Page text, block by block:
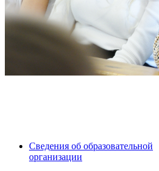
Сведения об образовательной
организации